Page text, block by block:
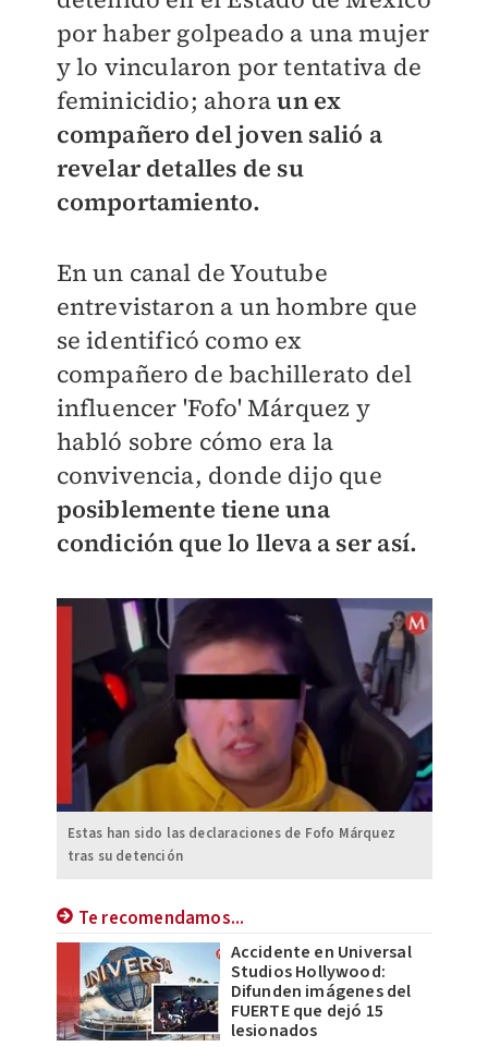
por haber golpeado a una mujer
y lo vincularon por tentativa de
feminicidio; ahoraun ex
compañero del joven salió a
revelar detalles de su
comportamiento.
En un canal de Youtube
entrevistaron a un hombre que
se identificó como ex
compañero de bachillerato del
influencer 'Fofo' Márquez y
habló sobre cómo era la
convivencia, donde dijo que
posiblemente tiene una
condición que lo lleva a ser así.
Estas han sido las declaraciones de Fofo Márquez
tras su detención
Te recomendamos...
Accidente en Universal
Studios Hollywood:
Difunden imágenes del
FUERTE que dejó 15
lesionados